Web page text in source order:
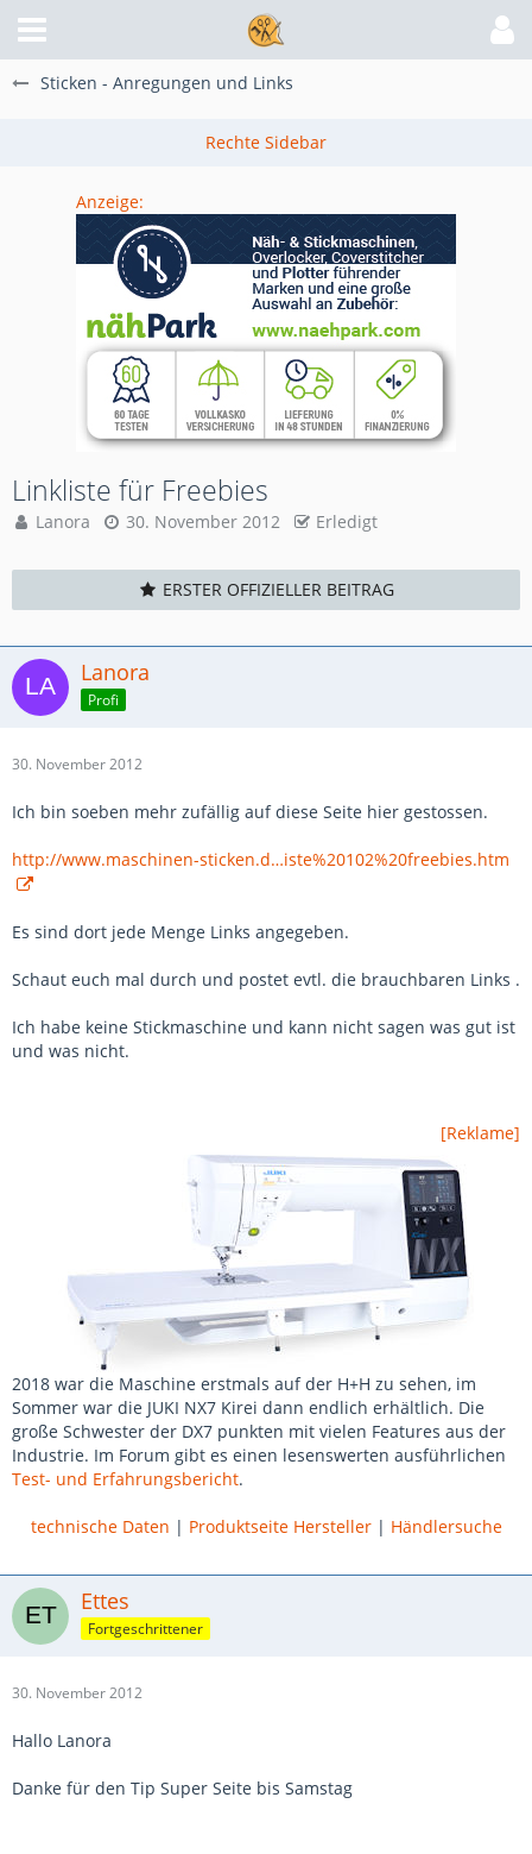
Sticken - Anregungen und Links
Anzeige:
Linkliste für Freebies
Lanora 30. November 2012 Erledigt
ERSTER OFFIZIELLER BEITRAG
Lanora
Profi
30. November 2012
Ich bin soeben mehr zufällig auf diese Seite hier gestossen.
http://www.maschinen-sticken.d…iste%20102%20freebies.htm
Es sind dort jede Menge Links angegeben.
Schaut euch mal durch und postet evtl. die brauchbaren Links .
Ich habe keine Stickmaschine und kann nicht sagen was gut ist
und was nicht.
[Reklame]
2018 war die Maschine erstmals auf der H+H zu sehen, im
Sommer war die JUKI NX7 Kirei dann endlich erhältlich. Die
große Schwester der DX7 punkten mit vielen Features aus der
Industrie. Im Forum gibt es einen lesenswerten ausführlichen
Test- und Erfahrungsbericht.
technische Daten | Produktseite Hersteller| Händlersuche
Ettes
Fortgeschrittener
30. November 2012
Hallo Lanora
Danke für den Tip Super Seite bis Samstag